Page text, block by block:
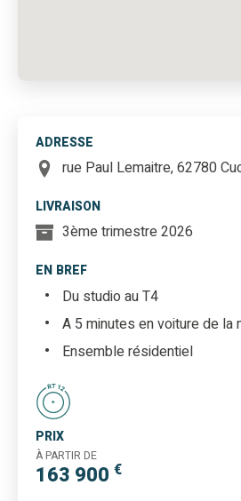
ADRESSE
rue Paul Lemaitre, 62780
LIVRAISON
3ème trimestre 2026
EN BREF
Du studio au T4
A 5 minutes en voiture de la
Ensemble résidentiel
PRIX
À PARTIR DE
163 900 €